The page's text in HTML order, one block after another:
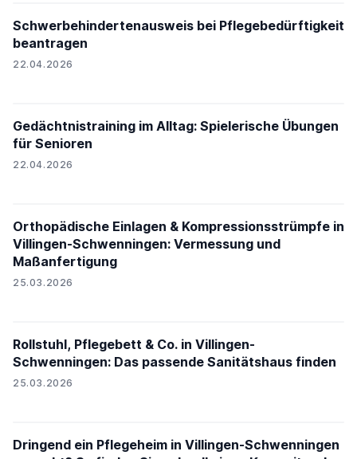
Schwerbehindertenausweis bei Pflegebedürftigkeit
beantragen
22.04.2026
Gedächtnistraining im Alltag: Spielerische Übungen
für Senioren
22.04.2026
Orthopädische Einlagen & Kompressionsstrümpfe in
Villingen-Schwenningen: Vermessung und
Maßanfertigung
25.03.2026
Rollstuhl, Pflegebett & Co. in Villingen-
Schwenningen: Das passende Sanitätshaus finden
25.03.2026
Dringend ein Pflegeheim in Villingen-Schwenningen